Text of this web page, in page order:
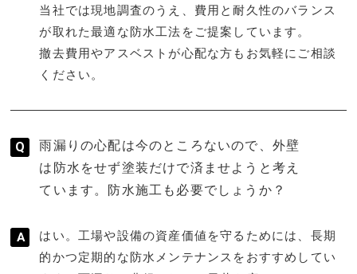
当社では現地調査のうえ、費用と耐久性のバランス
が取れた最適な防水工法をご提案しています。
撤去費用やアスベストが心配な方もお気軽にご相談
ください。
雨漏りの心配は今のところないので、外壁
は防水をせず塗装だけで済ませようと考え
ています。防水施工も必要でしょうか？
はい。工場や設備の資産価値を守るためには、長期
的かつ定期的な防水メンテナンスをおすすめしてい